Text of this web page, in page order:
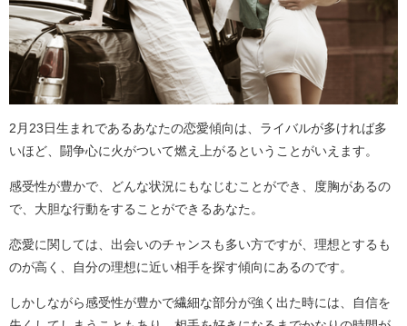
2月23日生まれであるあなたの恋愛傾向は、ライバルが多ければ多
いほど、闘争心に火がついて燃え上がるということがいえます。
感受性が豊かで、どんな状況にもなじむことができ、度胸があるの
で、大胆な行動をすることができるあなた。
恋愛に関しては、出会いのチャンスも多い方ですが、理想とするも
のが高く、自分の理想に近い相手を探す傾向にあるのです。
しかしながら感受性が豊かで繊細な部分が強く出た時には、自信を